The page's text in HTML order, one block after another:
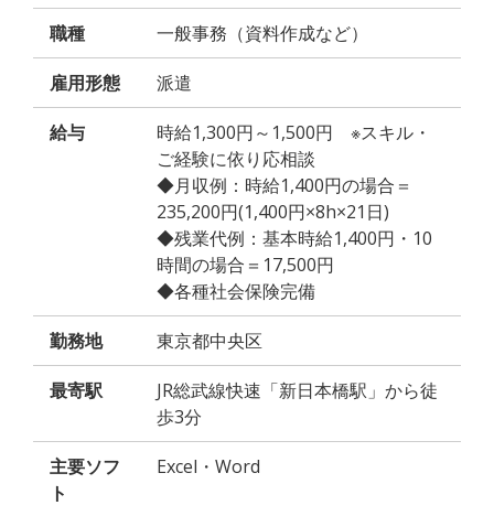
職種 一般事務（資料作成など）
雇用形態 派遣
給与
時給1,300円～1,500円 ※スキル・
ご経験に依り応相談
◆月収例：時給1,400円の場合＝
235,200円(1,400円×8h×21日)
◆残業代例：基本時給1,400円・10
時間の場合＝17,500円
◆各種社会保険完備
勤務地 東京都中央区
最寄駅
JR総武線快速「新日本橋駅」から徒
歩3分
主要ソフ
ト
Excel・Word